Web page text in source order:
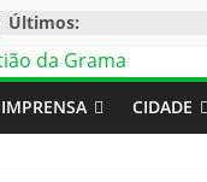
Últimos:
IMPRENSA CIDADE